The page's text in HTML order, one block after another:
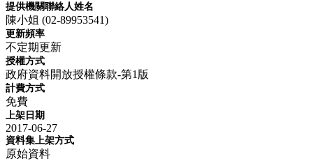
提供機關聯絡人姓名
陳小姐 (02-89953541)
更新頻率
不定期更新
授權方式
政府資料開放授權條款-第1版
計費方式
免費
上架日期
2017-06-27
資料集上架方式
原始資料